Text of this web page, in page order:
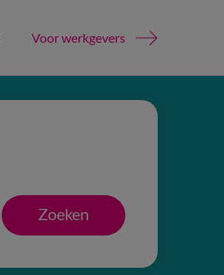
Voor werkgevers
Zoeken